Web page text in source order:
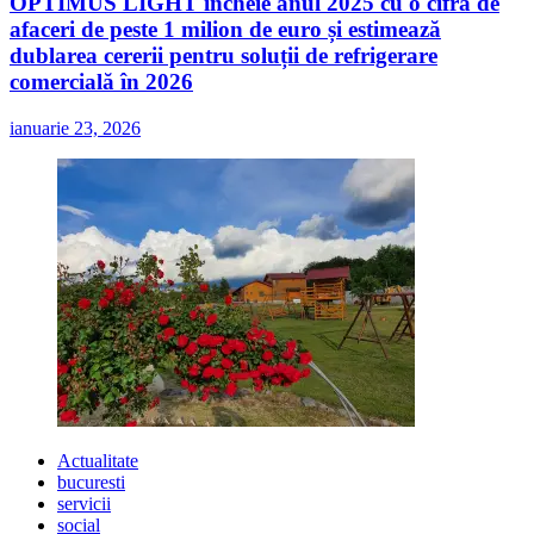
afaceri de peste 1 milion de euro și estimează
dublarea cererii pentru soluții de refrigerare
comercială în 2026
ianuarie 23, 2026
Actualitate
bucuresti
servicii
social